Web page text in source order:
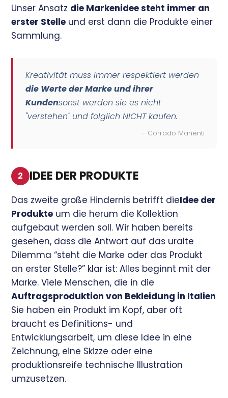
Unser Ansatz die Markenidee steht immer an
erster Stelle und erst dann die Produkte einer
Sammlung.
Kreativität muss immer respektiert werden
die Werte der Marke und ihrer
Kundensonst werden sie es nicht
"verstehen" und folglich NICHT kaufen.
- Corrado Manenti
2 IDEE DER PRODUKTE
Das zweite große Hindernis betrifft dieIdee der
Produkte um die herum die Kollektion
aufgebaut werden soll. Wir haben bereits
gesehen, dass die Antwort auf das uralte
Dilemma “steht die Marke oder das Produkt
an erster Stelle?” klar ist: Alles beginnt mit der
Marke. Viele Menschen, die in die
Auftragsproduktion von Bekleidung in Italien
Sie haben ein Produkt im Kopf, aber oft
braucht es Definitions- und
Entwicklungsarbeit, um diese Idee in eine
Zeichnung, eine Skizze oder eine
produktionsreife technische Illustration
umzusetzen.